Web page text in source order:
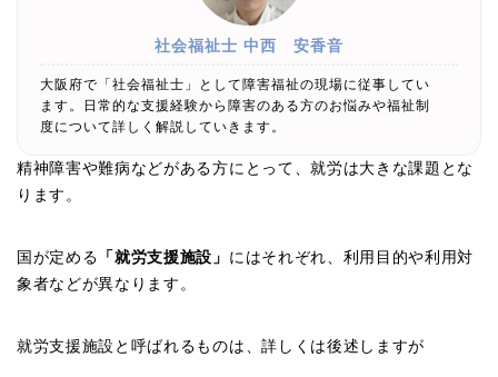
社会福祉士 中西 安香音
大阪府で「社会福祉士」として障害福祉の現場に従事してい
ます。日常的な支援経験から障害のある方のお悩みや福祉制
度について詳しく解説していきます。
精神障害や難病などがある方にとって、就労は大きな課題とな
ります。
国が定める 「就労支援施設」 にはそれぞれ、利用目的や利用対
象者などが異なります。
就労支援施設と呼ばれるものは、詳しくは後述しますが